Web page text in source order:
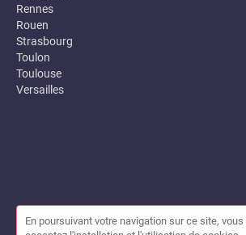
Rennes
Rouen
Strasbourg
Toulon
Toulouse
Versailles
© Annuaire des entreprises locales (Garance)
En poursuivant votre navigation sur ce site, vous